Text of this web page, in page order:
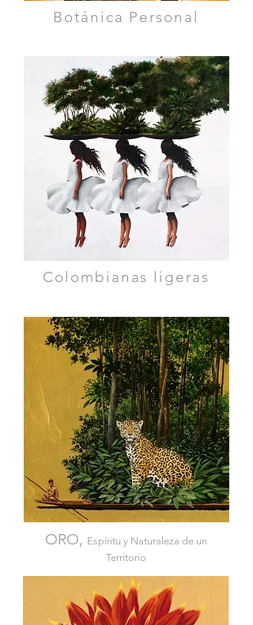
Botánica Personal
Colombianas ligeras
ORO, Espíritu y Naturaleza de un
Territorio